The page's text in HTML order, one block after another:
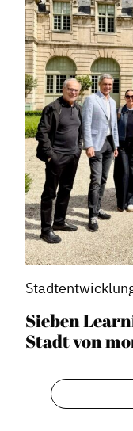
Geschichte
Mitglieder
Vorteile
Sieben
Stadt von